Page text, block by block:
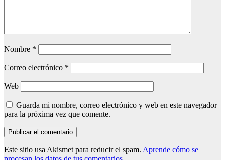
Nombre *
Correo electrónico *
Web
Guarda mi nombre, correo electrónico y web en este navegador
para la próxima vez que comente.
Este sitio usa Akismet para reducir el spam. Aprende cómo se